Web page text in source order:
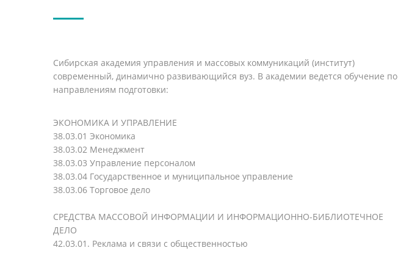
Сибирская академия управления и массовых коммуникаций (институт)
современный, динамично развивающийся вуз. В академии ведется обучение по
направлениям подготовки:
ЭКОНОМИКА И УПРАВЛЕНИЕ
38.03.01 Экономика
38.03.02 Менеджмент
38.03.03 Управление персоналом
38.03.04 Государственное и муниципальное управление
38.03.06 Торговое дело
СРЕДСТВА МАССОВОЙ ИНФОРМАЦИИ И ИНФОРМАЦИОННО-БИБЛИОТЕЧНОЕ
ДЕЛО
42.03.01. Реклама и связи с общественностью